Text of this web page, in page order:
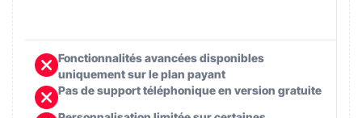
Fonctionnalités avancées disponibles
uniquement sur le plan payant
Pas de support téléphonique en version gratuite